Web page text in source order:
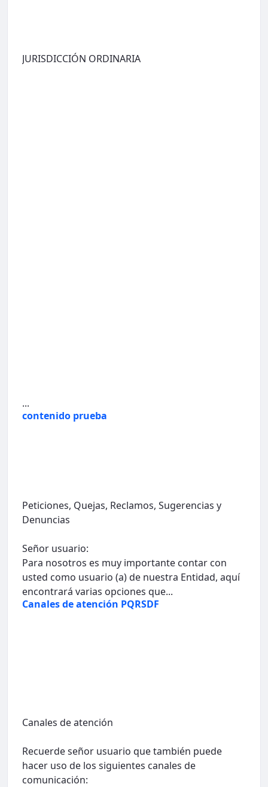
JURISDICCIÓN ORDINARIA
...
contenido prueba
Peticiones, Quejas, Reclamos, Sugerencias y
Denuncias
Señor usuario:
Para nosotros es muy importante contar con
usted como usuario (a) de nuestra Entidad, aquí
encontrará varias opciones que...
Canales de atención PQRSDF
Canales de atención
Recuerde señor usuario que también puede
hacer uso de los siguientes canales de
comunicación: